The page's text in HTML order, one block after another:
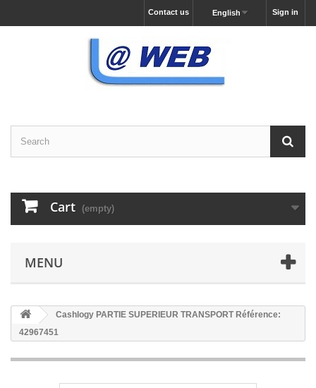
Sign in
English
Contact us
Cart (empty)
MENU
Cashlogy PARTIE SUPERIEUR TRANSPORT Référence:
42967451